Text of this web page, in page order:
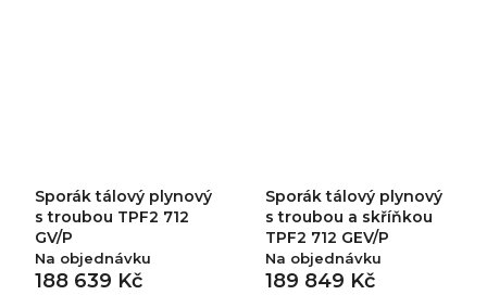
Sporák tálový plynový
s troubou TPF2 712
GV/P
Na objednávku
188 639 Kč
Sporák tálový plynový
s troubou a skříňkou
TPF2 712 GEV/P
Na objednávku
189 849 Kč